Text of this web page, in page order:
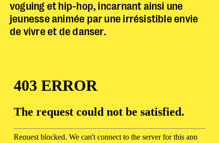
voguing et hip-hop, incarnant ainsi une
jeunesse animée par une irrésistible envie
de vivre et de danser.